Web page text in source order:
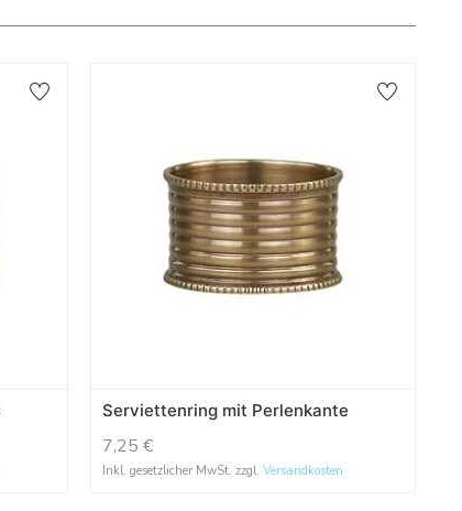
Serviettenring mit Perlenkante
7,25 €
Inkl. gesetzlicher MwSt. zzgl. Versandkosten